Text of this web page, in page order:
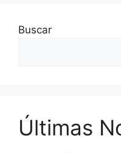
Buscar
Últimas